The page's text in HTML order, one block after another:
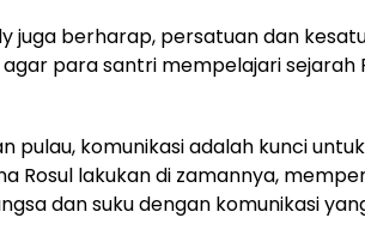
juga berharap, persatuan dan
para santri mempelajari sejarah
pulau, komunikasi adalah kunci untuk
Rosul lakukan di zamannya,
dan suku dengan komunikasi